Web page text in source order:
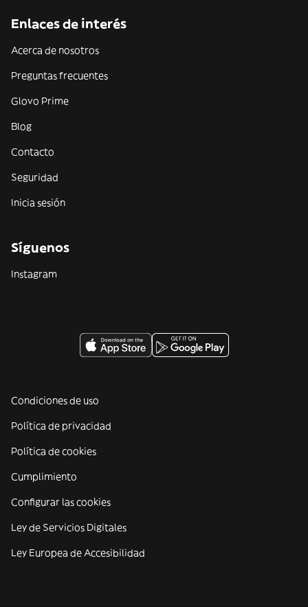
Enlaces de interés
Acerca de nosotros
Preguntas frecuentes
Glovo Prime
Blog
Contacto
Seguridad
Inicia sesión
Síguenos
Instagram
Condiciones de uso
Política de privacidad
Política de cookies
Cumplimiento
Configurar las cookies
Ley de Servicios Digitales
Ley Europea de Accesibilidad